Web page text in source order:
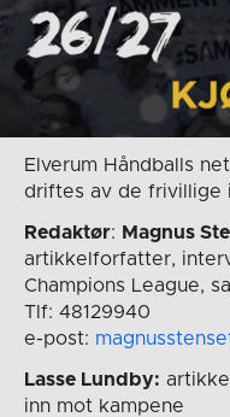
Elverum Håndballs
driftes av de frivillige
Redaktør: Magnus
artikkelforfatter,
Champions League,
Tlf: 48129940
e-post:
Lasse Lundby:
inn mot kampene